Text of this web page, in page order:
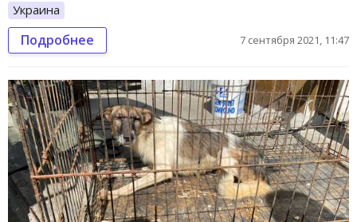
Украина
Подробнее 7 сентября 2021, 11:47